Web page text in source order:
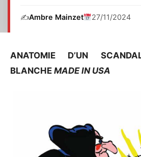
✍️Ambre Mainzet 27/11/2024
ANATOMIE D’UN
BLANCHE MADE IN USA